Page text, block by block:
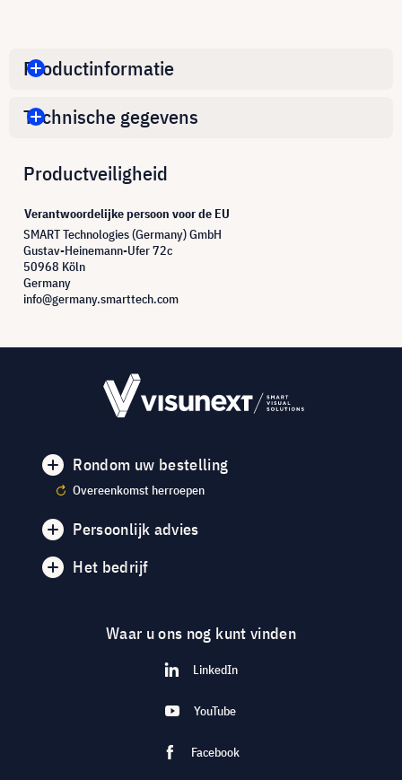
Productinformatie
Technische gegevens
Productveiligheid
Verantwoordelijke persoon voor de EU
SMART Technologies (Germany) GmbH
Gustav-Heinemann-Ufer 72c
50968 Köln
Germany
info@germany.smarttech.com
Rondom uw bestelling
Overeenkomst herroepen
Persoonlijk advies
Het bedrijf
Waar u ons nog kunt vinden
LinkedIn
YouTube
Facebook